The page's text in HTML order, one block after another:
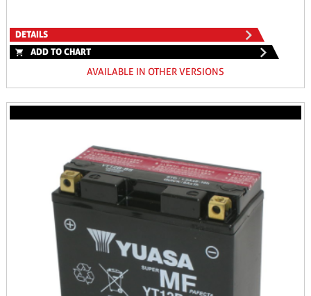
DETAILS
ADD TO CHART
AVAILABLE IN OTHER VERSIONS